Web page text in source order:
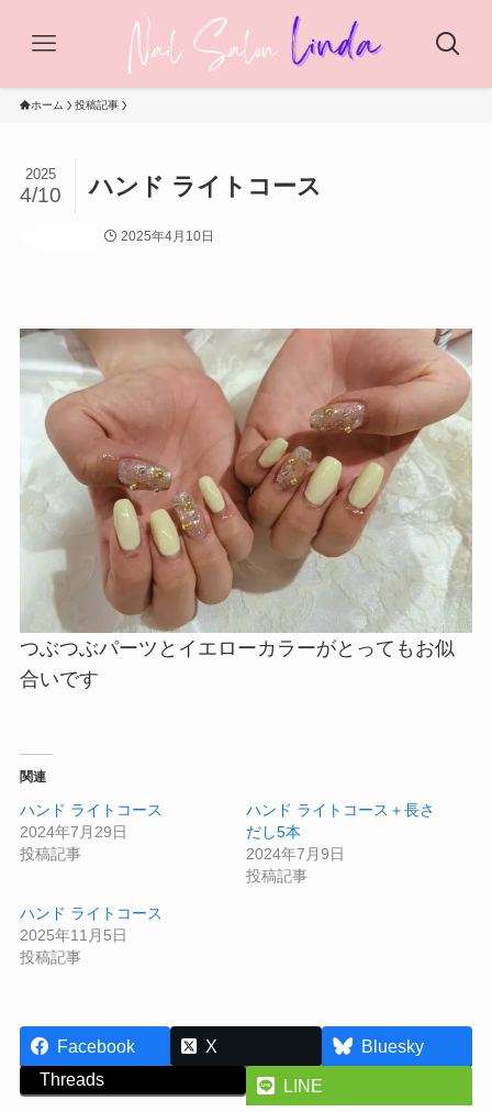
ホーム 投稿記事
ハンド ライトコース
2025
4/10
2025年4月10日
つぶつぶパーツとイエローカラーがとってもお似
合いです
関連
ハンド ライトコース
2024年7月29日
投稿記事
ハンド ライトコース＋長さ
だし5本
2024年7月9日
投稿記事
ハンド ライトコース
2025年11月5日
投稿記事
Facebook X
Bluesky
Threads
LINE